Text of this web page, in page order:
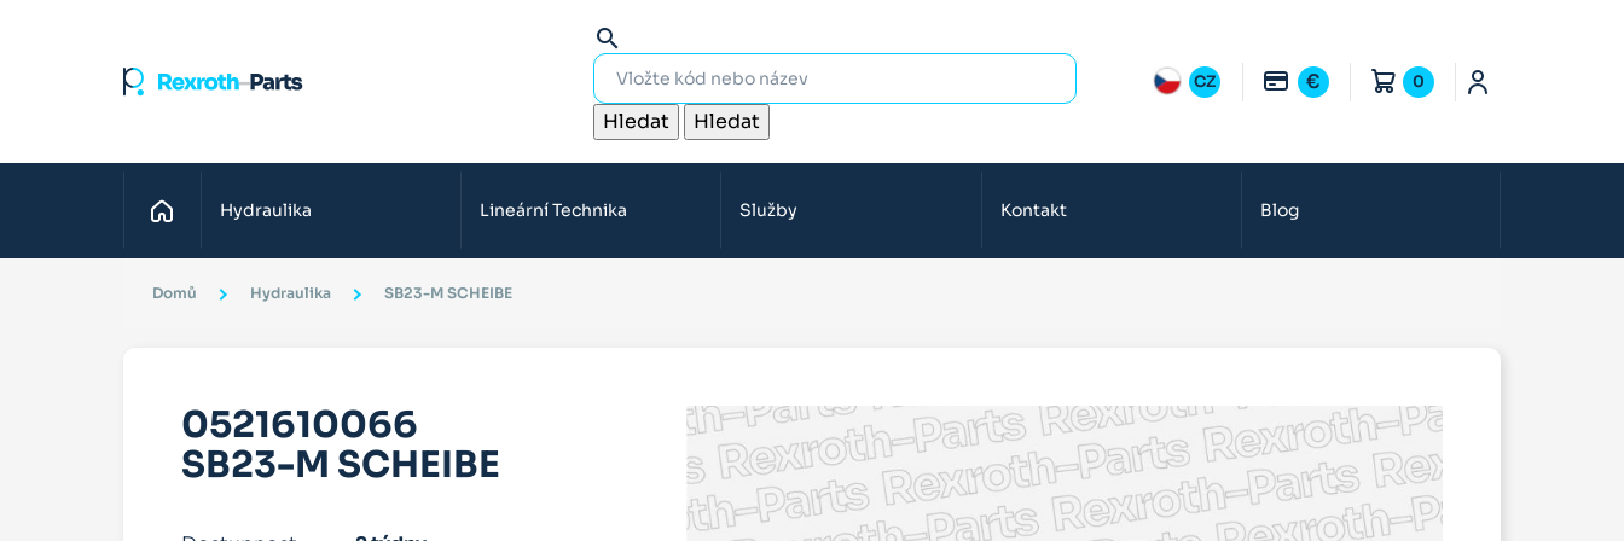
search
Hledat Hledat
CZ € 0
Domů Hydraulika Lineární Technika Služby Kontakt Blog
Domů Hydraulika SB23-M SCHEIBE
0521610066
SB23-M SCHEIBE